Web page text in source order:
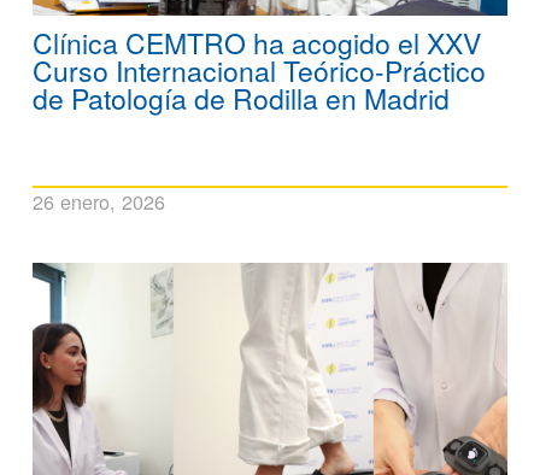
Clínica CEMTRO ha acogido el XXV
Curso Internacional Teórico-Práctico
de Patología de Rodilla en Madrid
26 enero, 2026